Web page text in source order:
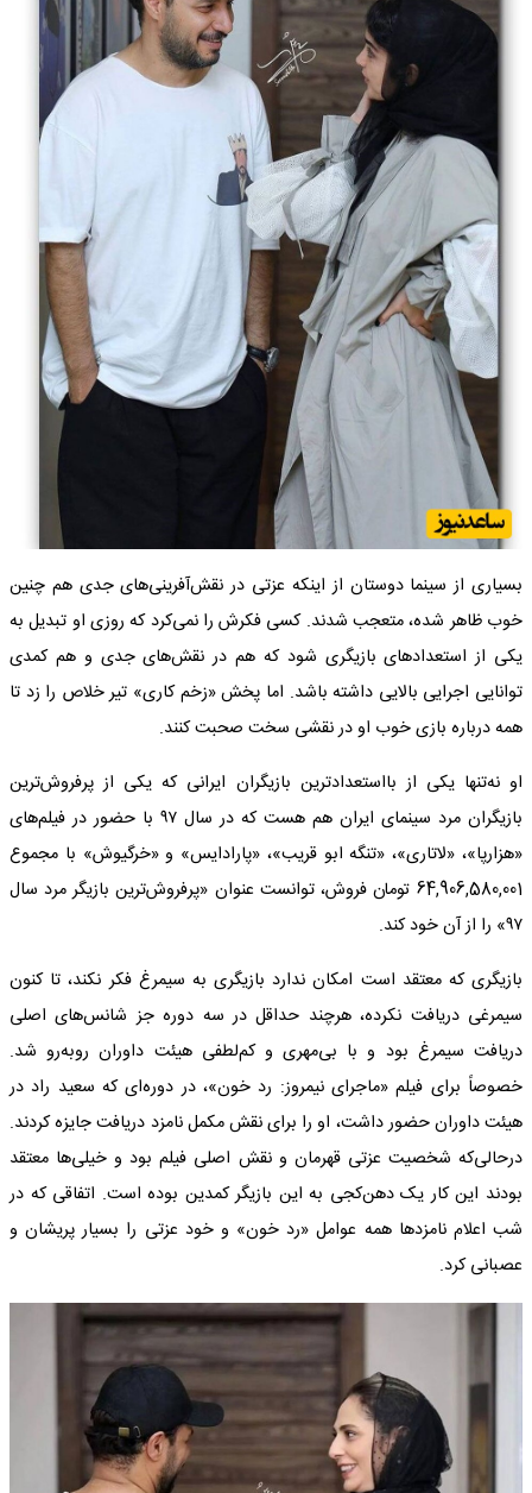
بسیاری از سینما دوستان از اینکه عزتی در نقش‌آفرینی‌های جدی هم چنین
خوب ظاهر شده، متعجب شدند. کسی فکرش را نمی‌کرد که روزی او تبدیل به
یکی از استعدادهای بازیگری شود که هم در نقش‌های جدی و هم کمدی
توانایی اجرایی بالایی داشته باشد. اما پخش «زخم کاری» تیر خلاص را زد تا
همه درباره بازی خوب او در نقشی سخت صحبت کنند.
او نه‌تنها یکی از بااستعدادترین بازیگران ایرانی که یکی از پرفروش‌ترین
بازیگران مرد سینمای ایران هم هست که در سال ۹۷ با حضور در فیلم‌های
«هزارپا»، «لاتاری»، «تنگه ابو قریب»، «پارادایس» و «خرگیوش» با مجموع
64,906,580,001 تومان فروش، توانست عنوان «پرفروش‌ترین بازیگر مرد سال
۹۷» را از آن خود کند.
بازیگری که معتقد است امکان ندارد بازیگری به سیمرغ فکر نکند، تا کنون
سیمرغی دریافت نکرده، هرچند حداقل در سه دوره جز شانس‌های اصلی
دریافت سیمرغ بود و با بی‌مهری و کم‌لطفی هیئت داوران روبه‌رو شد.
خصوصاً برای فیلم «ماجرای نیمروز: رد خون»، در دوره‌ای که سعید راد در
هیئت داوران حضور داشت، او را برای نقش مکمل نامزد دریافت جایزه کردند.
درحالی‌که شخصیت عزتی قهرمان و نقش اصلی فیلم بود و خیلی‌ها معتقد
بودند این کار یک دهن‌کجی به این بازیگر کمدین بوده است. اتفاقی که در
شب اعلام نامزدها همه عوامل «رد خون» و خود عزتی را بسیار پریشان و
عصبانی کرد.